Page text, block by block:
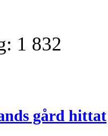
1 832
gård hittat